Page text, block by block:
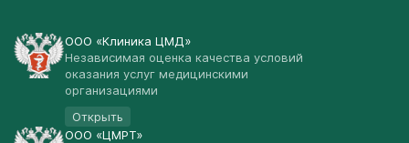
ООО «Клиника ЦМД»
Независимая оценка качества условий
оказания услуг медицинскими
организациями
Открыть
ООО «ЦМРТ»